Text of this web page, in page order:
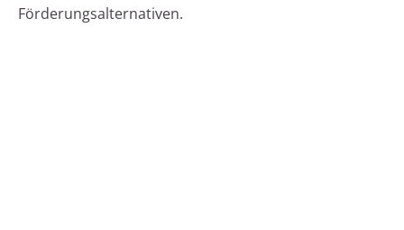
Förderungsalternativen.